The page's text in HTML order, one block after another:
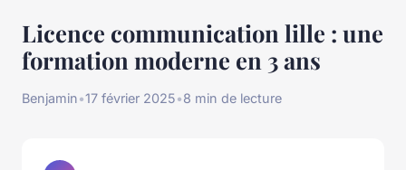
Licence communication lille : une
formation moderne en 3 ans
Benjamin•17 février 2025•8 min de lecture